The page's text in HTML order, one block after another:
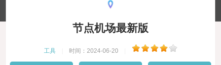
节点机场最新版
工具 时间：2024-06-20